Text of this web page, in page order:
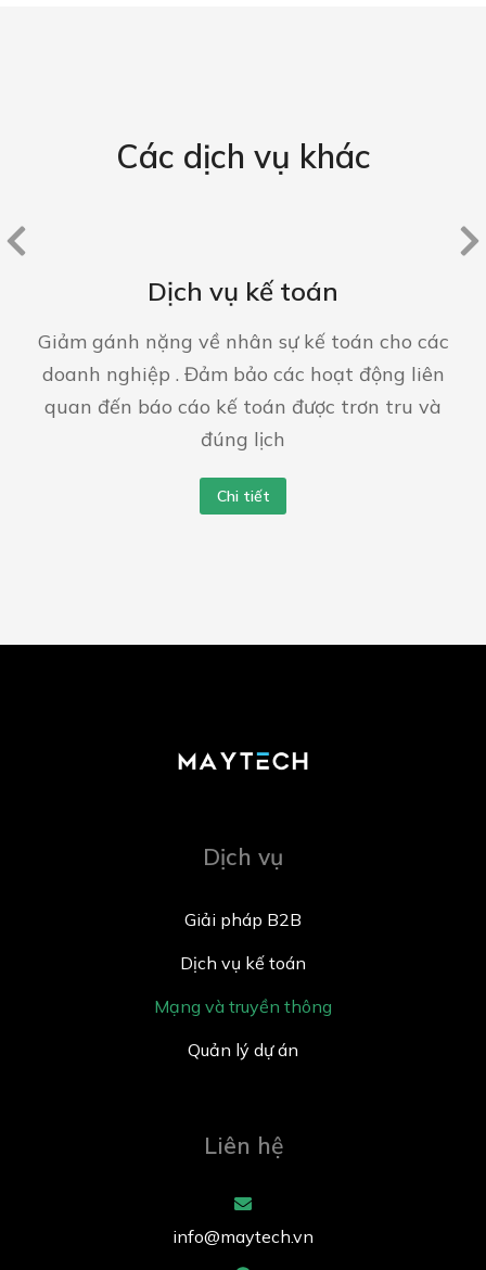
Các dịch vụ khác
Dịch vụ kế toán
Giảm gánh nặng về nhân sự kế toán cho các
doanh nghiệp . Đảm bảo các hoạt động liên
quan đến báo cáo kế toán được trơn tru và
đúng lịch
Chi tiết
Dịch vụ
Giải pháp B2B
Dịch vụ kế toán
Mạng và truyền thông
Quản lý dự án
Liên hệ
info@maytech.vn